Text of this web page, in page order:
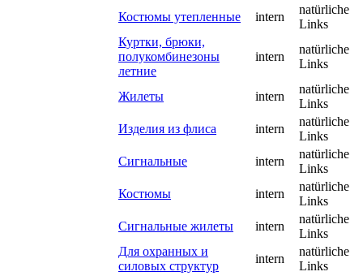
Костюмы утепленные
intern
natürliche
Links
Куртки, брюки,
полукомбинезоны
летние
intern
natürliche
Links
Жилеты intern
natürliche
Links
Изделия из флиса
intern
natürliche
Links
Сигнальные
intern
natürliche
Links
Костюмы
intern
natürliche
Links
Сигнальные жилеты
intern
natürliche
Links
Для охранных и
силовых структур
intern
natürliche
Links